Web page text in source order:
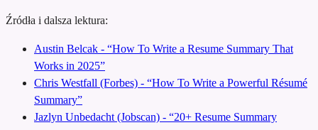
Źródła i dalsza lektura:
Austin Belcak - “How To Write a Resume Summary That
Works in 2025”
Chris Westfall (Forbes) - “How To Write a Powerful Résumé
Summary”
Jazlyn Unbedacht (Jobscan) - “20+ Resume Summary